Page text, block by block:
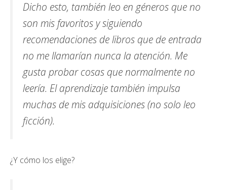
Dicho esto, también leo en géneros que no
son mis favoritos y siguiendo
recomendaciones de libros que de entrada
no me llamarían nunca la atención. Me
gusta probar cosas que normalmente no
leería. El aprendizaje también impulsa
muchas de mis adquisiciones (no solo leo
ficción).
¿Y cómo los elige?